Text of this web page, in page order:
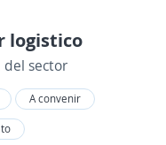
logistico
sector
A convenir